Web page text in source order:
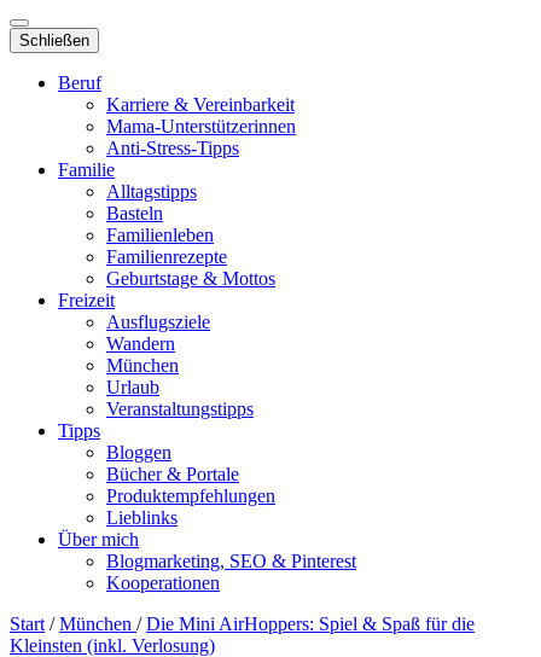
Schließen
Beruf
Karriere & Vereinbarkeit
Mama-Unterstützerinnen
Anti-Stress-Tipps
Familie
Alltagstipps
Basteln
Familienleben
Familienrezepte
Geburtstage & Mottos
Freizeit
Ausflugsziele
Wandern
München
Urlaub
Veranstaltungstipps
Tipps
Bloggen
Bücher & Portale
Produktempfehlungen
Lieblinks
Über mich
Blogmarketing, SEO & Pinterest
Kooperationen
Start / München / Die Mini AirHoppers: Spiel & Spaß für die
Kleinsten (inkl. Verlosung)